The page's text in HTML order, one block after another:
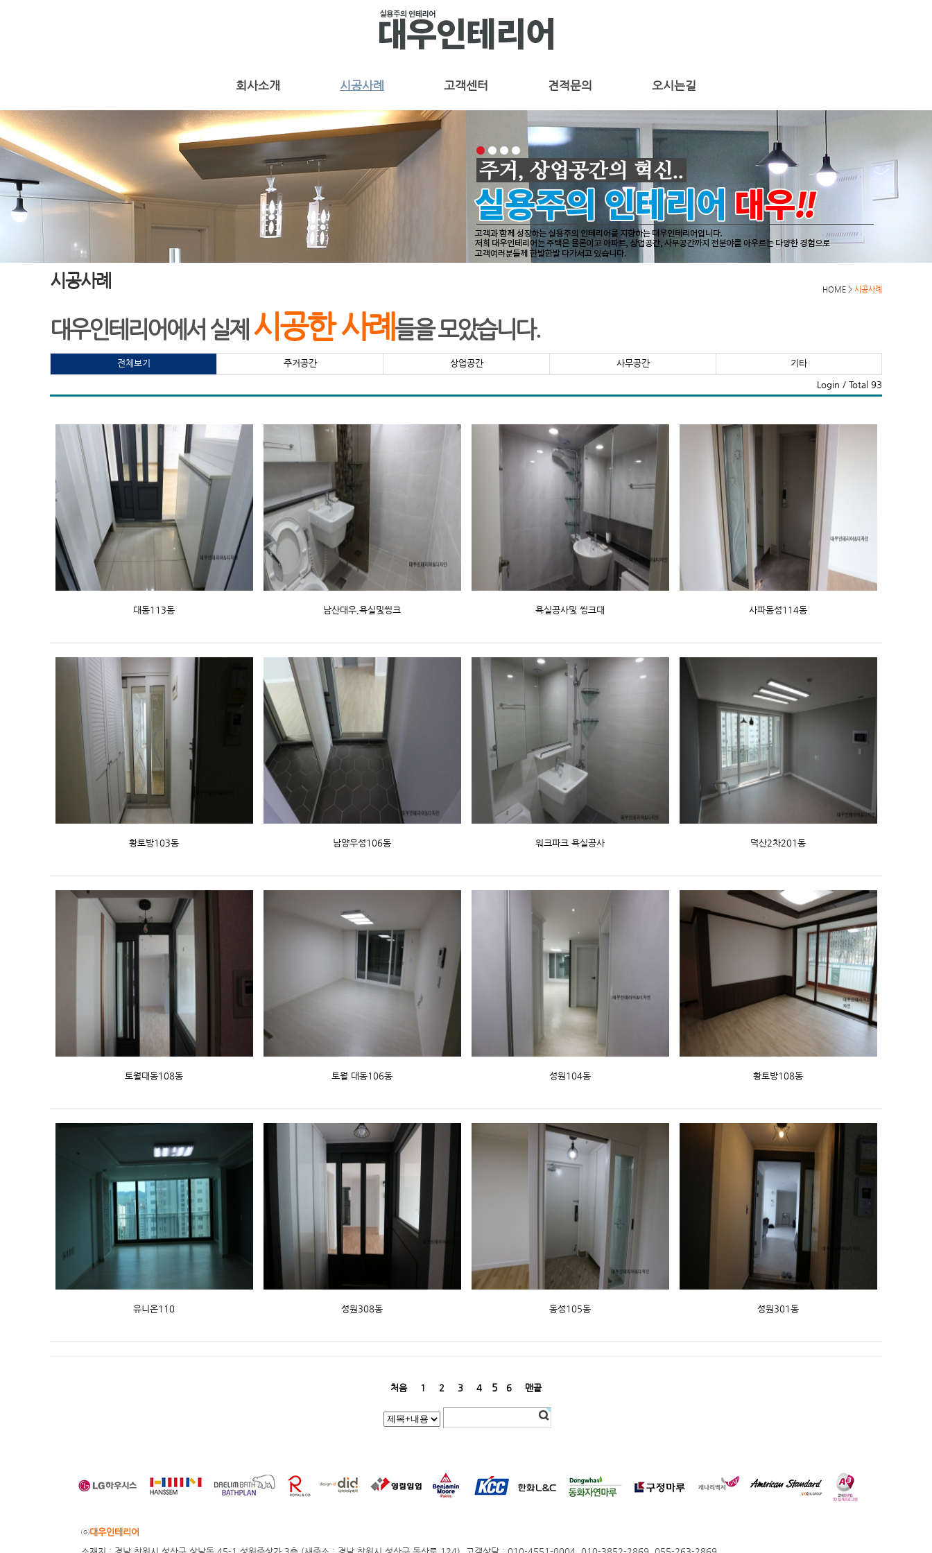
회사소개 시공사례 고객센터 견적문의 오시는길
시공사례 HOME > 시공사례
대우인테리어에서 실제 시공한 사례 들을 모았습니다.
전체보기 주거공간 상업공간 사무공간 기타
Login / Total 93
대동113동 남산대우,욕실및씽크 욕실공사및 씽크대 사파동성114동
황토방103동 남양우성106동 워크파크 욕실공사 덕산2차201동
토월대동108동 토월 대동106동 성원104동 황토방108동
유니온110 성원308동 동성105동 성원301동
처음 1 2 3 4 5 6 맨끝
ⓒ대우인테리어